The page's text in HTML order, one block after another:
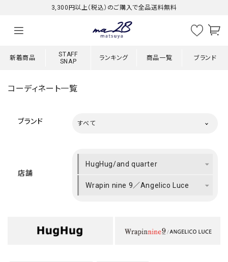
3,300円以上（税込）のご購入で全品送料無料
新着商品
STAFF
SNAP
ランキング 商品一覧 ブランド
コーディネート一覧
ブランド すべて
店舗
HugHug/and quarter
Wrapin nine 9／Angelico Luce